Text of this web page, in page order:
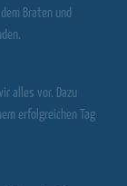
Braten und
alles vor. Dazu
erfolgreichen Tag